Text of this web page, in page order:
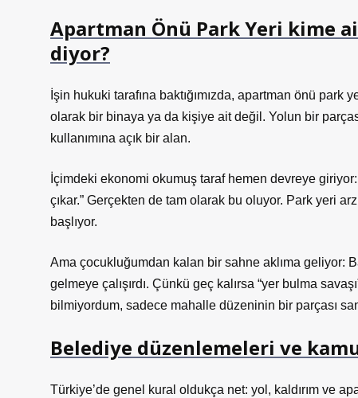
Apartman Önü Park Yeri kime
diyor?
İşin hukuki tarafına baktığımızda, apartman önü
olarak bir binaya ya da kişiye ait değil. Yolun bir
kullanımına açık bir alan.
İçimdeki ekonomi okumuş taraf hemen devreye
çıkar.” Gerçekten de tam olarak bu oluyor. Park yeri
başlıyor.
Ama çocukluğumdan kalan bir sahne aklıma geliyor:
gelmeye çalışırdı. Çünkü geç kalırsa “yer bulma
bilmiyordum, sadece mahalle düzeninin bir parçası
Belediye düzenlemeleri ve
Türkiye’de genel kural oldukça net: yol, kaldırım ve